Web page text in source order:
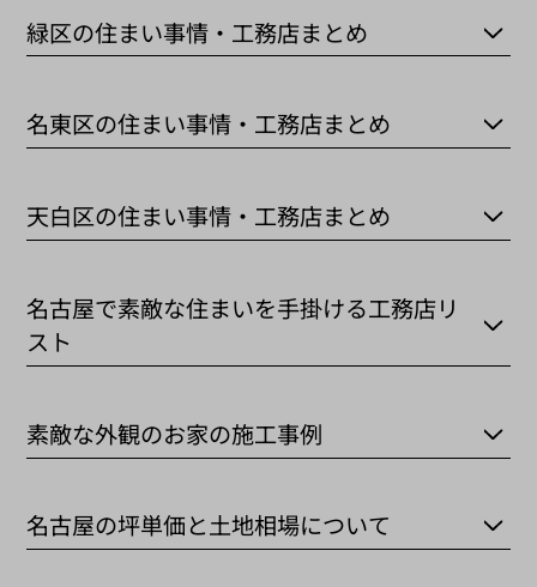
緑区の住まい事情・工務店まとめ
名東区の住まい事情・工務店まとめ
天白区の住まい事情・工務店まとめ
名古屋で素敵な住まいを手掛ける工務店リ
スト
素敵な外観のお家の施工事例
名古屋の坪単価と土地相場について